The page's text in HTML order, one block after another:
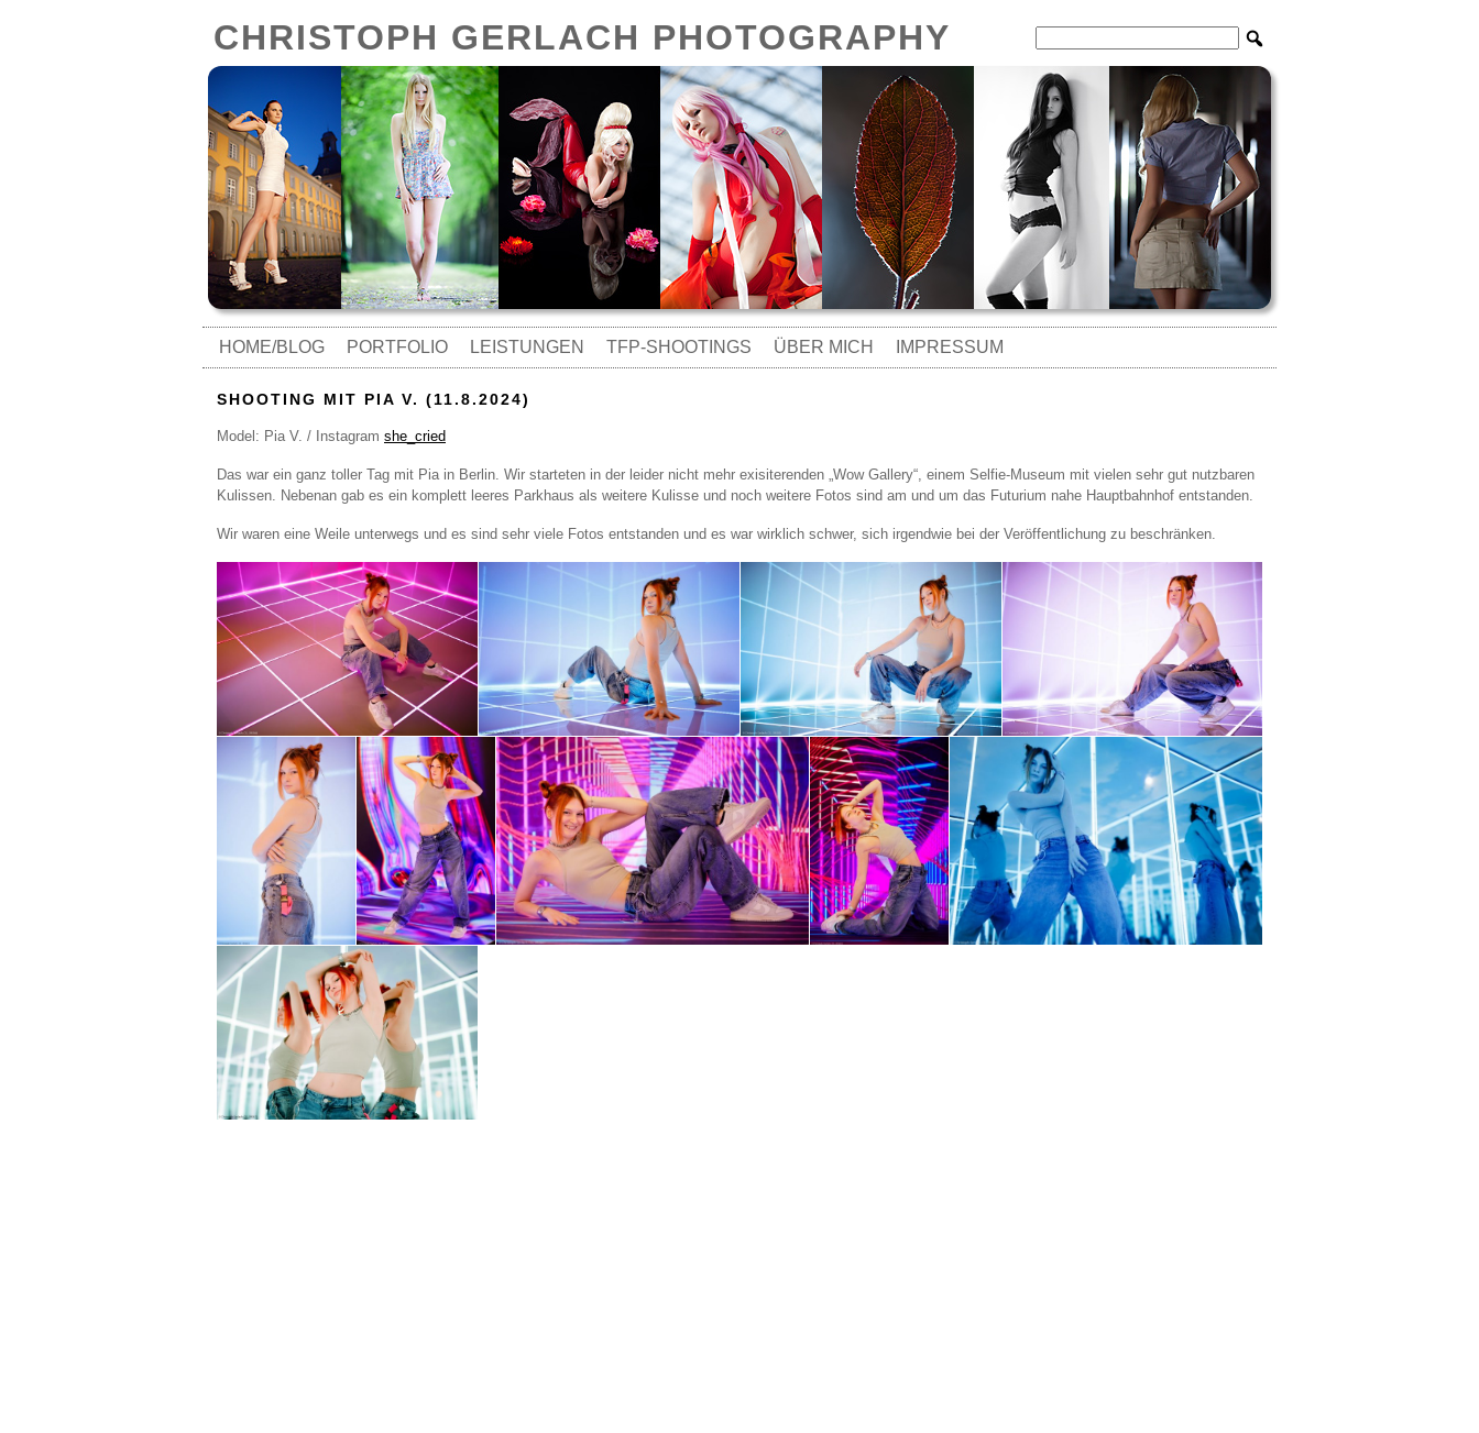
CHRISTOPH GERLACH PHOTOGRAPHY
HOME/BLOG PORTFOLIO LEISTUNGEN TFP-SHOOTINGS ÜBER MICH IMPRESSUM
SHOOTING MIT PIA V. (11.8.2024)
Model: Pia V. / Instagram she_cried
Das war ein ganz toller Tag mit Pia in Berlin. Wir starteten in der leider nicht mehr exisiterenden „Wow Gallery“, einem Selfie-Museum mit vielen sehr gut nutzbaren
Kulissen. Nebenan gab es ein komplett leeres Parkhaus als weitere Kulisse und noch weitere Fotos sind am und um das Futurium nahe Hauptbahnhof entstanden.
Wir waren eine Weile unterwegs und es sind sehr viele Fotos entstanden und es war wirklich schwer, sich irgendwie bei der Veröffentlichung zu beschränken.